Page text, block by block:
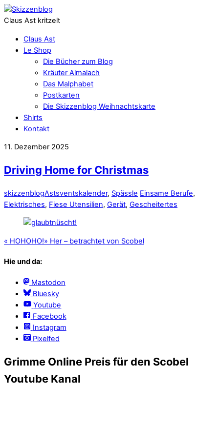
Claus Ast kritzelt
Claus Ast
Le Shop
Die Bücher zum Blog
Kräuter Almalach
Das Malphabet
Postkarten
Die Skizzenblog Weihnachtskarte
Shirts
Kontakt
11. Dezember 2025
Driving Home for Christmas
skizzenblogAstsventskalender, Spässle Einsame Berufe,
Elektrisches, Fiese Utensilien, Gerät, Gescheitertes
« HOHOHO!» Her – betrachtet von Scobel
Hie und da:
Mastodon
Bluesky
Youtube
Facebook
Instagram
Pixelfed
Grimme Online Preis für den Scobel
Youtube Kanal